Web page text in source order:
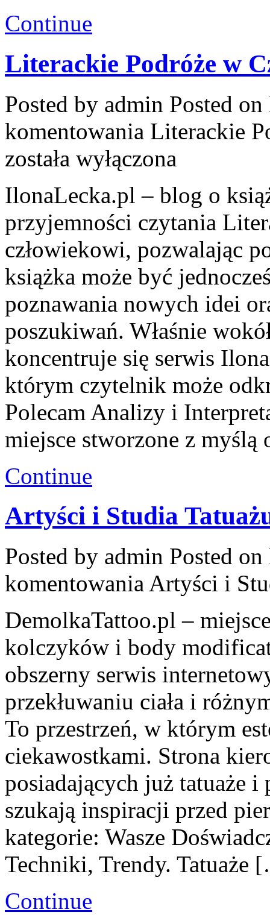
Continue
Literackie Podróże w
Posted by admin Posted
komentowania Literackie
została wyłączona
IlonaLecka.pl – blog o
przyjemności czytania
człowiekowi, pozwalając
książka może być
poznawania nowych idei
poszukiwań. Właśnie
koncentruje się serwis
którym czytelnik może
Polecam Analizy i
miejsce stworzone z
Continue
Artyści i Studia
Posted by admin Posted
komentowania Artyści i
DemolkaTattoo.pl –
kolczyków i body
obszerny serwis
przekłuwaniu ciała i
To przestrzeń, w którym
ciekawostkami. Strona
posiadających już tatuaże
szukają inspiracji przed
kategorie: Wasze
Techniki, Trendy. Tatuaże
Continue